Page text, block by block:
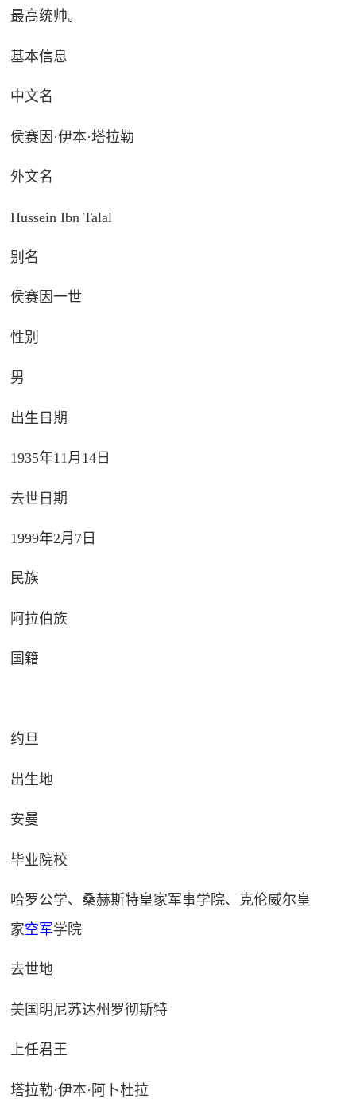
最高统帅。
基本信息
中文名
侯赛因·伊本·塔拉勒
外文名
Hussein Ibn Talal
别名
侯赛因一世
性别
男
出生日期
1935年11月14日
去世日期
1999年2月7日
民族
阿拉伯族
国籍
约旦
出生地
安曼
毕业院校
哈罗公学、桑赫斯特皇家军事学院、克伦威尔皇
家空军学院
去世地
美国明尼苏达州罗彻斯特
上任君王
塔拉勒·伊本·阿卜杜拉